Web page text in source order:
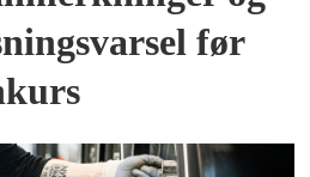
før